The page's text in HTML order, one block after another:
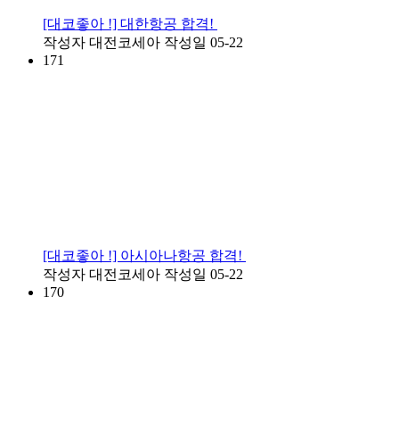
[대코좋아 !] 대한항공 합격!
작성자 대전코세아 작성일 05-22
171
[대코좋아 !] 아시아나항공 합격!
작성자 대전코세아 작성일 05-22
170